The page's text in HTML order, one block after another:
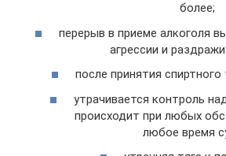
более;
перерыв в приеме алкоголя
агрессии и
после принятия спиртного
утрачивается контроль
происходит при любых
любое время